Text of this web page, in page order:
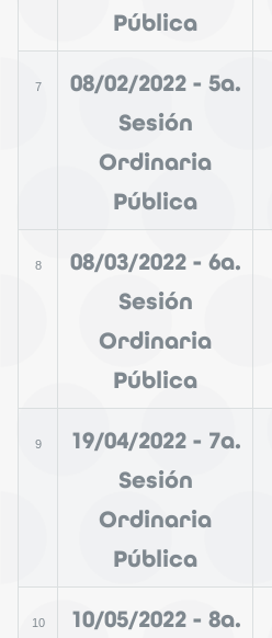
Pública
7
08/02/2022 - 5a.
Sesión
Ordinaria
Pública
8
08/03/2022 - 6a.
Sesión
Ordinaria
Pública
9
19/04/2022 - 7a.
Sesión
Ordinaria
Pública
10
10/05/2022 - 8a.